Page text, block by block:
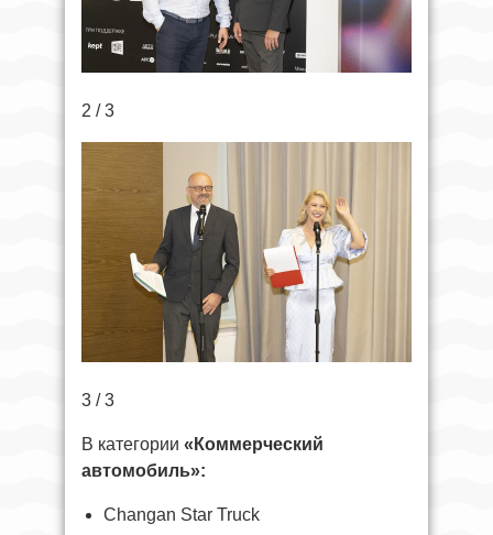
2 / 3
3 / 3
В категории «Коммерческий
автомобиль»:
Changan Star Truck